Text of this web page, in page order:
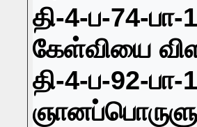
தி-4-ப-74-பா-1
கேள்வியை
தி-4-ப-92-பா-